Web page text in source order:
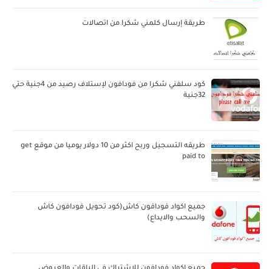
طريقة إرسال كلمني شكرا من اتصالات
كود سلفني شكرا من فودافون لإستلاف رصيد من 4جنية حتي
32جنية
طريقه التسجيل وربح اكثر من 10 دولار يوميا من موقع get
paid to
جميع اكواد فودافون كاش(كود تحويل فودافون كاش
والسحب والايداع)